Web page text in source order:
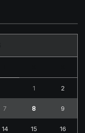
1 2
7 8 9
14 15 16